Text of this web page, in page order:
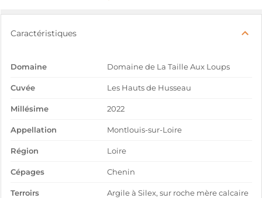
Caractéristiques
Domaine Domaine de La Taille Aux Loups
Cuvée Les Hauts de Husseau
Millésime 2022
Appellation Montlouis-sur-Loire
Région Loire
Cépages Chenin
Terroirs Argile à Silex, sur roche mère calcaire